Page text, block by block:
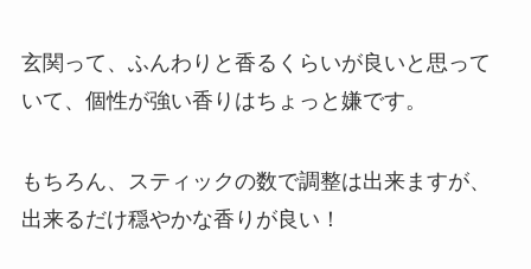
玄関って、ふんわりと香るくらいが良いと思って
いて、個性が強い香りはちょっと嫌です。
もちろん、スティックの数で調整は出来ますが、
出来るだけ穏やかな香りが良い！